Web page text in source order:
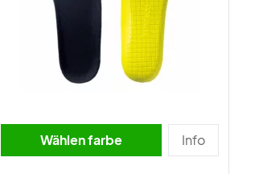
Wählen farbe Info